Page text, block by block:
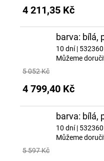
4 211,35 Kč
barva: bílá,
10 dní|
Můžeme
5 052 Kč
4 799,40 Kč
barva: bílá,
10 dní|
Můžeme
5 597 Kč